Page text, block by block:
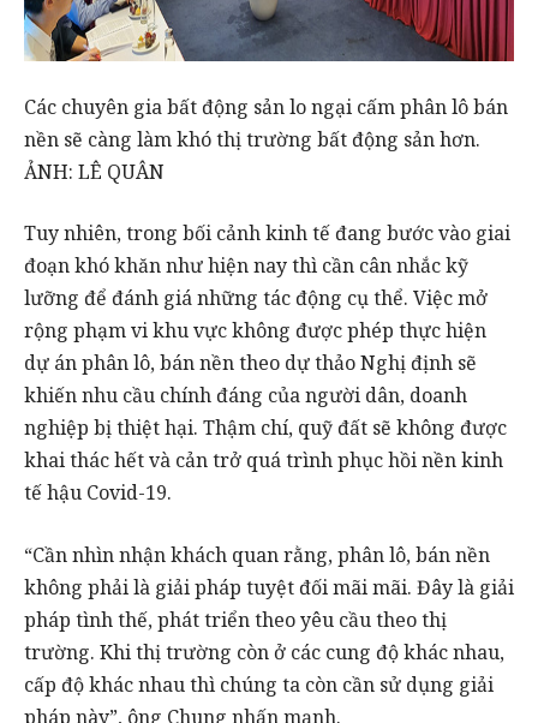
Các chuyên gia bất động sản lo ngại cấm phân lô bán
nền sẽ càng làm khó thị trường bất động sản hơn.
ẢNH: LÊ QUÂN
Tuy nhiên, trong bối cảnh kinh tế đang bước vào giai
đoạn khó khăn như hiện nay thì cần cân nhắc kỹ
lưỡng để đánh giá những tác động cụ thể. Việc mở
rộng phạm vi khu vực không được phép thực hiện
dự án phân lô, bán nền theo dự thảo Nghị định sẽ
khiến nhu cầu chính đáng của người dân, doanh
nghiệp bị thiệt hại. Thậm chí, quỹ đất sẽ không được
khai thác hết và cản trở quá trình phục hồi nền kinh
tế hậu Covid-19.
“Cần nhìn nhận khách quan rằng, phân lô, bán nền
không phải là giải pháp tuyệt đối mãi mãi. Đây là giải
pháp tình thế, phát triển theo yêu cầu theo thị
trường. Khi thị trường còn ở các cung độ khác nhau,
cấp độ khác nhau thì chúng ta còn cần sử dụng giải
pháp này”, ông Chung nhấn mạnh.